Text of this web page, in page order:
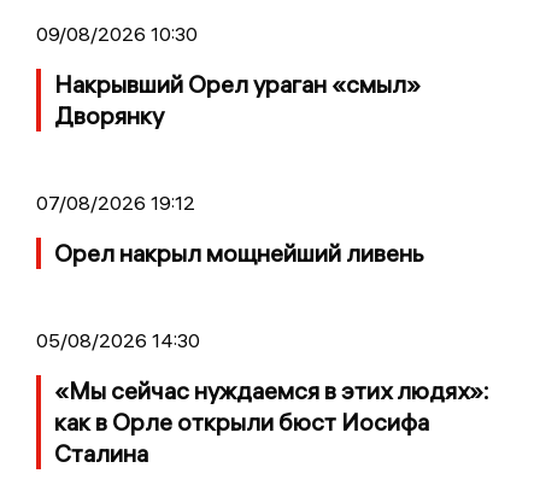
09/08/2026 10:30
Накрывший Орел ураган «смыл»
Дворянку
07/08/2026 19:12
Орел накрыл мощнейший ливень
05/08/2026 14:30
«Мы сейчас нуждаемся в этих людях»:
как в Орле открыли бюст Иосифа
Сталина